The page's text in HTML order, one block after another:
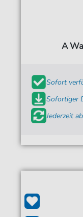
A
Sofort
Sofortiger
Jederzeit